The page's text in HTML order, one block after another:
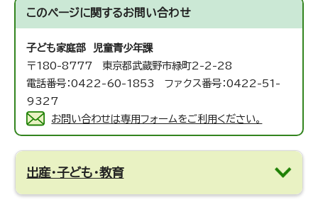
このページに関するお問い合わせ
子ども家庭部 児童青少年課
〒180-8777 東京都武蔵野市緑町2-2-28
電話番号：0422-60-1853 ファクス番号：0422-51-
9327
お問い合わせは専用フォームをご利用ください。
出産・子ども・教育